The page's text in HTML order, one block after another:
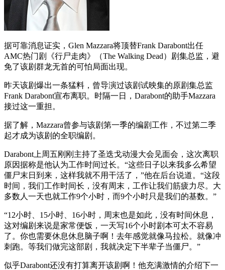
据可靠消息证实，Glen Mazzara将顶替Frank Darabont出任
AMC热门剧《行尸走肉》（The Walking Dead）剧集总监，避
免了该剧群龙无首的可怕局面出现。
昨天该剧爆出一条猛料，曾导演过该剧试映集的原剧集总监
Frank Darabont宣布离职。时隔一日，Darabont的助手Mazzara
接过这一重担。
据了解，Mazzara曾参与该剧第一季的编剧工作，不过第二季
起才成为该剧的全职编剧。
Darabont上周五刚刚主持了圣迭戈动漫大会见面会，这次离职
原因据称是他认为工作时间过长。“这些日子以来我多么希望
僵尸末日到来，这样我就不用干活了，”他在后台说道。“这段
时间，我们工作时间长，没有周末，工作让我们筋疲力尽。大
多数人一天也就工作9个小时，而9个小时只是我们的基数。”
“12小时、15小时、16小时，周末也是如此，没有时间休息，
这对编剧来说是家常便饭，一天写16个小时剧本可太不容易
了。你也需要休息休息脑子啊！去年感觉就像马拉松。就像冲
刺跑。等我们做完这部剧，我就决定下半辈子当僵尸。”
似乎Darabont还没有打算离开该剧啊！他充满激情的介绍下一